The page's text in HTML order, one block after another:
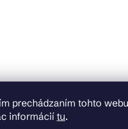
prechádzaním tohto
informácií tu.